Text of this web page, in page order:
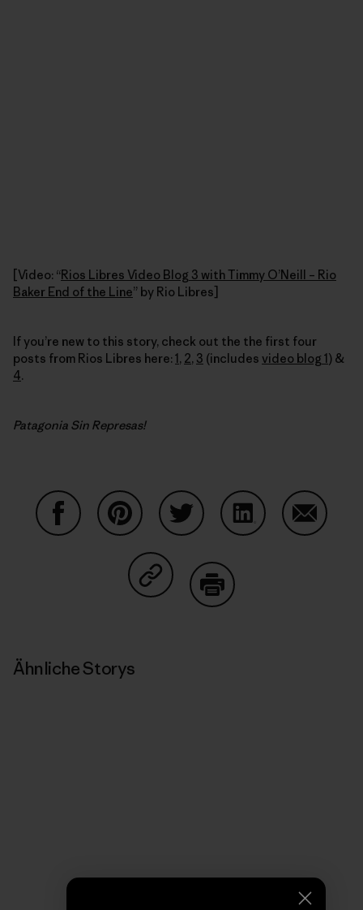
[Video: “Rios Libres Video Blog 3 with Timmy O’Neill – Rio
Baker End of the Line” by Rio Libres]
If you’re new to this story, check out the the first four
posts from Rios Libres here: 1, 2, 3 (includes video blog 1) &
4.
Patagonia Sin Represas!
Auf Copy Link teilen
Ähnliche Storys